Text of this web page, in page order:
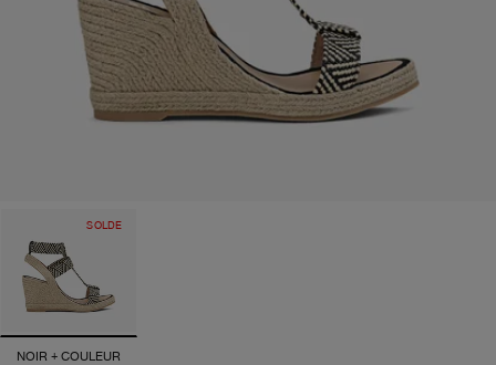
SOLDE
NOIR + COULEUR